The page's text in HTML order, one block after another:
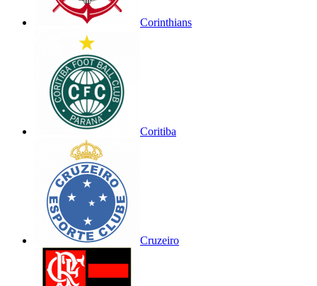
Corinthians
Coritiba
Cruzeiro